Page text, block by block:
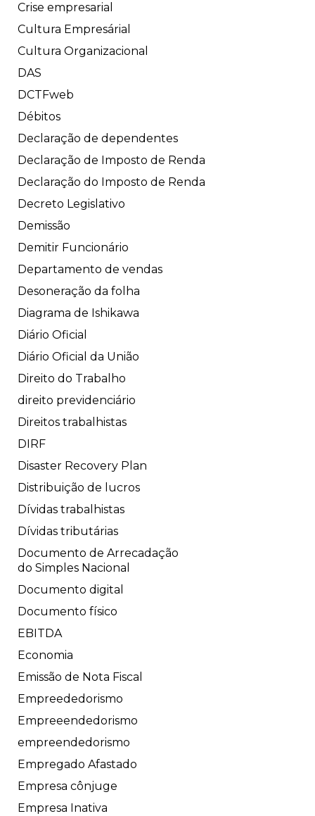
Crise empresarial
Cultura Empresárial
Cultura Organizacional
DAS
DCTFweb
Débitos
Declaração de dependentes
Declaração de Imposto de Renda
Declaração do Imposto de Renda
Decreto Legislativo
Demissão
Demitir Funcionário
Departamento de vendas
Desoneração da folha
Diagrama de Ishikawa
Diário Oficial
Diário Oficial da União
Direito do Trabalho
direito previdenciário
Direitos trabalhistas
DIRF
Disaster Recovery Plan
Distribuição de lucros
Dívidas trabalhistas
Dívidas tributárias
Documento de Arrecadação
do Simples Nacional
Documento digital
Documento físico
EBITDA
Economia
Emissão de Nota Fiscal
Empreededorismo
Empreeendedorismo
empreendedorismo
Empregado Afastado
Empresa cônjuge
Empresa Inativa